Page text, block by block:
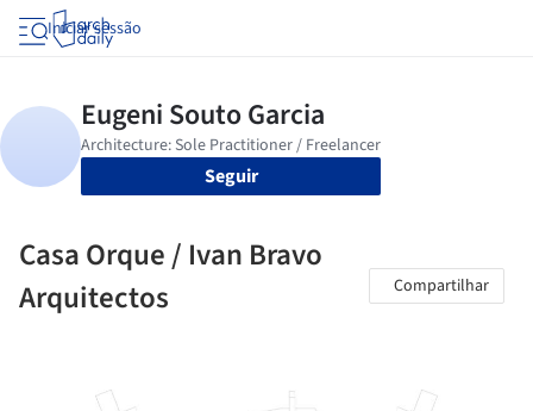
Iniciar sessão
Seguir
Casa Orque / Ivan Bravo
Arquitectos
Compartilhar